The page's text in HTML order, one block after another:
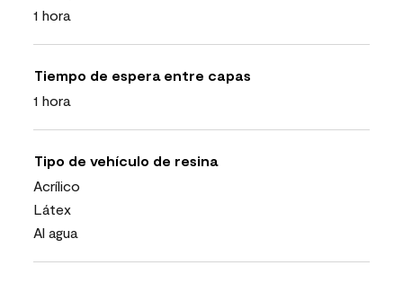
1 hora
Tiempo de espera entre capas
1 hora
Tipo de vehículo de resina
Acrílico
Látex
Al agua